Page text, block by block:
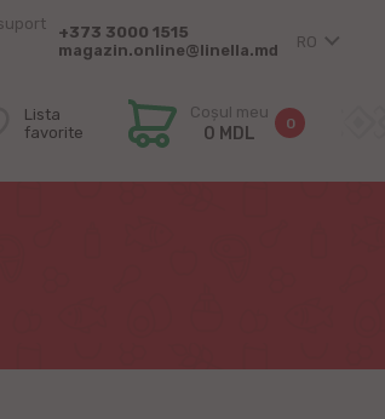
+373 3000 1515
magazin.online@linella.md
RO
Lista
favorite
Coșul meu
0 MDL 0